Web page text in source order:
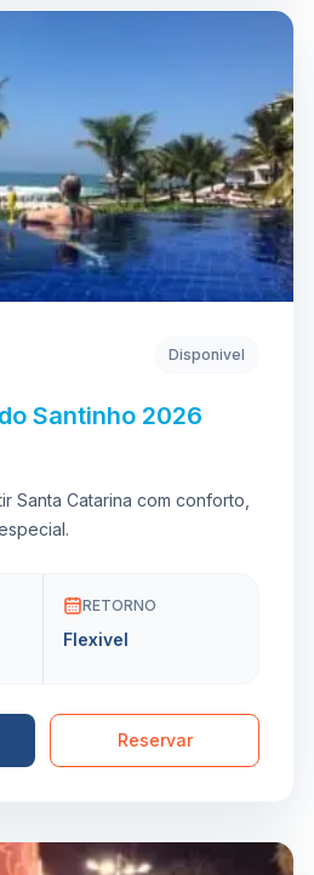
Disponivel
Santinho 2026
Santa Catarina com conforto,
RETORNO
Flexivel
Reservar